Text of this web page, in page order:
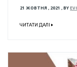
21 ЖОВТНЯ , 2021 ,BY
ЧИТАТИ ДАЛІ